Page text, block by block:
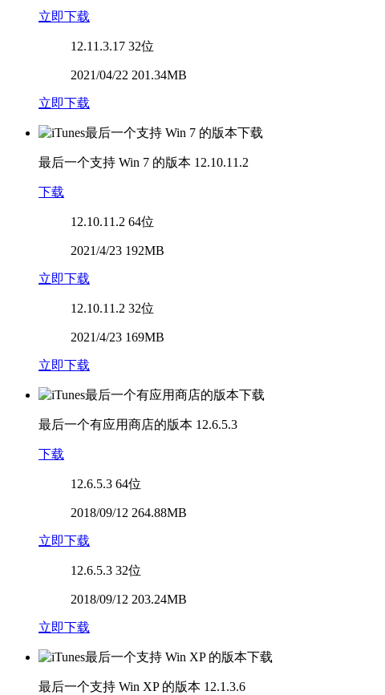
立即下载
12.11.3.17 32位
2021/04/22 201.34MB
立即下载
最后一个支持 Win 7 的版本 12.10.11.2
下载
12.10.11.2 64位
2021/4/23 192MB
立即下载
12.10.11.2 32位
2021/4/23 169MB
立即下载
最后一个有应用商店的版本 12.6.5.3
下载
12.6.5.3 64位
2018/09/12 264.88MB
立即下载
12.6.5.3 32位
2018/09/12 203.24MB
立即下载
最后一个支持 Win XP 的版本 12.1.3.6